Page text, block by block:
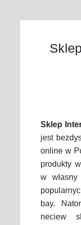
Sklep
jest
online w
produkty
w
bay.
neciew